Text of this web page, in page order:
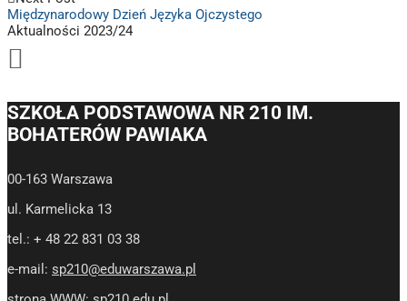
Międzynarodowy Dzień Języka Ojczystego
Aktualności 2023/24
SZKOŁA PODSTAWOWA NR 210 IM.
BOHATERÓW PAWIAKA
00-163 Warszawa
ul. Karmelicka 13
tel.: + 48 22 831 03 38
e-mail: sp210@eduwarszawa.pl